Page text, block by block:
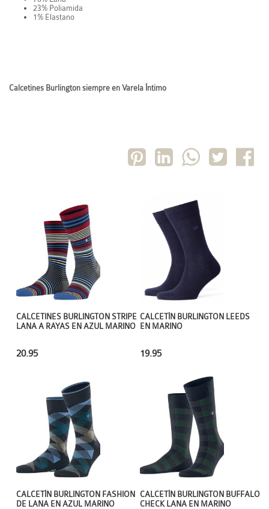
23% Poliamida
1% Elastano
Calcetines Burlington siempre en Varela Íntimo
CALCETÍN BURLINGTON LEEDS
EN MARINO
19.95
CALCETINES BURLINGTON STRIPE
LANA A RAYAS EN AZUL MARINO
20.95
CALCETÍN BURLINGTON BUFFALO
CHECK LANA EN MARINO
CALCETÍN BURLINGTON FASHION
DE LANA EN AZUL MARINO